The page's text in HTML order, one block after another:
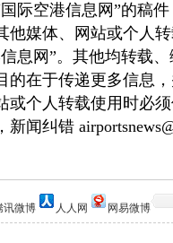
空港信息网”的稿件
他媒体、网站或个人
息网”。其他均转载
的在于传递更多信息
或个人转载使用时必
闻纠错
讯微博 人人网 网易微博